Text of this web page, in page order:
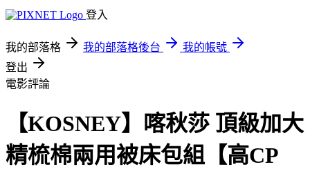
登入
我的部落格 我的部落格後台
我的帳號
登出
電影評論
【KOSNEY】喀秋莎 頂級加大
精梳棉兩用被床包組【高CP